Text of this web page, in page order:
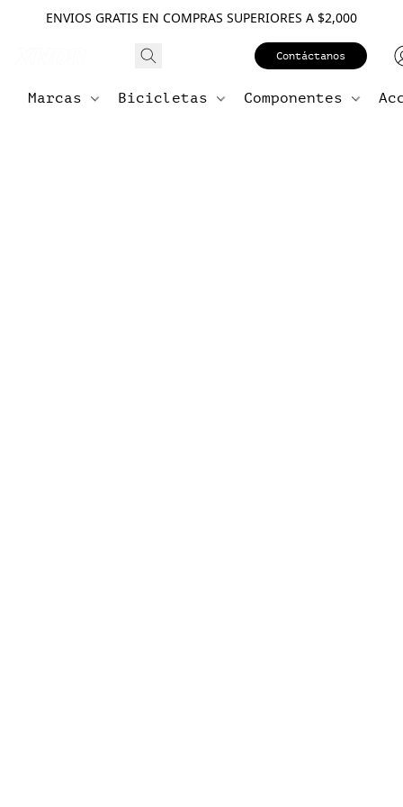
ENVIOS GRATIS EN COMPRAS SUPERIORES A $2,000
Contáctanos
Marcas Bicicletas Componentes